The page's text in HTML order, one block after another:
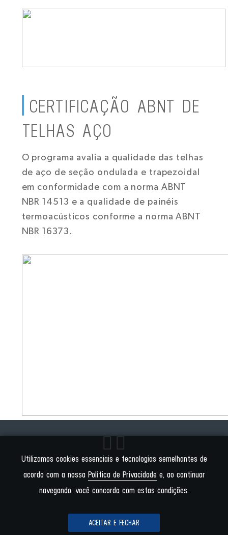
CERTIFICAÇÃO ABNT DE
TELHAS AÇO
O programa avalia a qualidade das telhas
de aço de seção ondulada e trapezoidal
em conformidade com a norma ABNT
NBR 14513 e a qualidade de painéis
termoacústicos conforme a norma ABNT
NBR 16373.
Utilizamos cookies essenciais e tecnologias semelhantes de
acordo com a nossa Política de Privacidade e, ao continuar
navegando, você concorda com estas condições.
ACEITAR E FECHAR